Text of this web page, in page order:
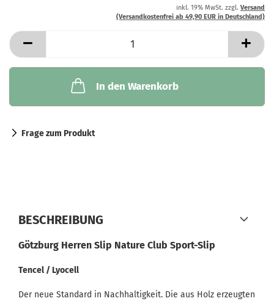
inkl. 19% MwSt. zzgl. Versand
(Versandkostenfrei ab 49,90 EUR in Deutschland)
In den Warenkorb
Frage zum Produkt
BESCHREIBUNG
Götzburg Herren Slip Nature Club Sport-Slip
Tencel / Lyocell
Der neue Standard in Nachhaltigkeit. Die aus Holz erzeugten